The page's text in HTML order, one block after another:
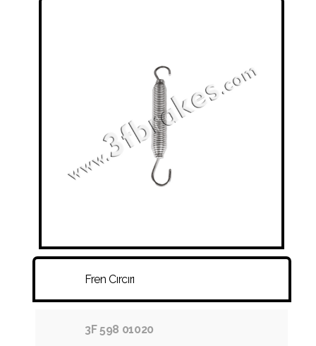
DISK - KAMPANA - PORYA - BIJON
Fren Cırcırı
3F 598 01020